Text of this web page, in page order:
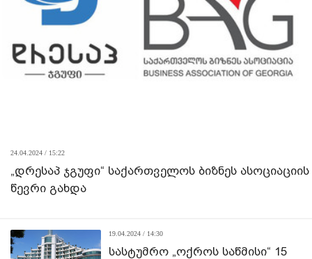
24.04.2024 / 15:22
„დრესაპ ჯგუფი“ საქართველოს ბიზნეს ასოციაციის
წევრი გახდა
19.04.2024 / 14:30
სასტუმრო „ოქროს საწმისი“ 15